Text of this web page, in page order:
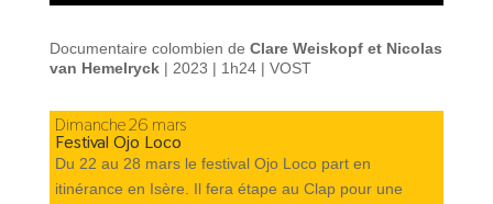
Documentaire colombien de Clare Weiskopf et Nicolas
van Hemelryck| 2023 | 1h24 | VOST
Dimanche 26 mars
Festival Ojo Loco
Du 22 au 28 mars le festival Ojo Loco part en
itinérance en Isère. Il fera étape au Clap pour une